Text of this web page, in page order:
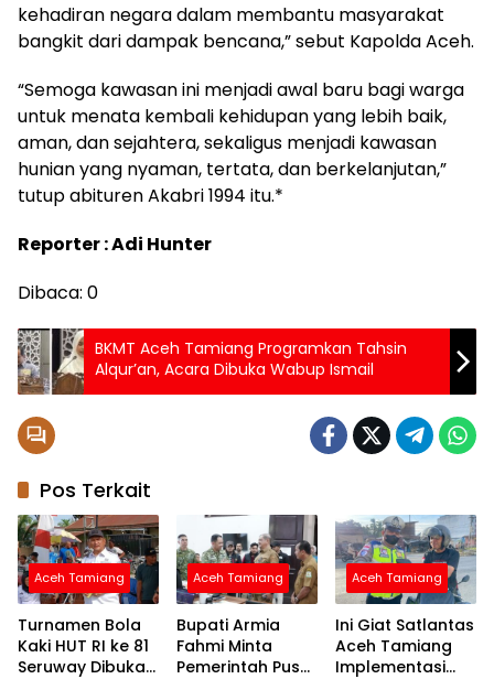
kehadiran negara dalam membantu masyarakat
bangkit dari dampak bencana,” sebut Kapolda Aceh.
“Semoga kawasan ini menjadi awal baru bagi warga
untuk menata kembali kehidupan yang lebih baik,
aman, dan sejahtera, sekaligus menjadi kawasan
hunian yang nyaman, tertata, dan berkelanjutan,”
tutup abituren Akabri 1994 itu.*
Reporter : Adi Hunter
Dibaca: 0
BKMT Aceh Tamiang Programkan Tahsin
Alqur’an, Acara Dibuka Wabup Ismail
Pos Terkait
Aceh Tamiang
Turnamen Bola
Kaki HUT RI ke 81
Seruway Dibuka
Aceh Tamiang
Bupati Armia
Fahmi Minta
Pemerintah Pusat
Aceh Tamiang
Ini Giat Satlantas
Aceh Tamiang
Implementasi